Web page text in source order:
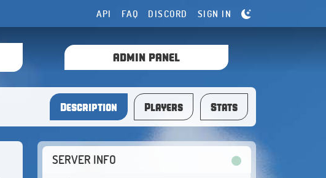
API FAQ DISCORD SIGN IN
ADMIN PANEL
Description Players Stats
SERVER INFO